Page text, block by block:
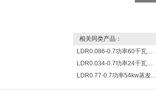
相关同类产品：
LDR0.086-0.7功率60千瓦蒸发量86公斤/小时电锅炉
LDR0.034-0.7功率24千瓦蒸发量34公斤/小时电蒸汽锅炉
LDR0.77-0.7功率54kw蒸发量